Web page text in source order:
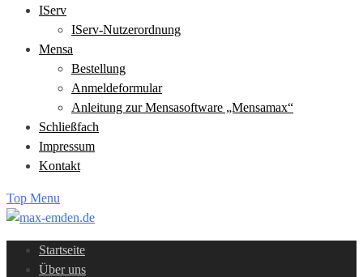
IServ
IServ-Nutzerordnung
Mensa
Bestellung
Anmeldeformular
Anleitung zur Mensasoftware „Mensamax“
Schließfach
Impressum
Kontakt
Top Menu
Startseite
Über uns